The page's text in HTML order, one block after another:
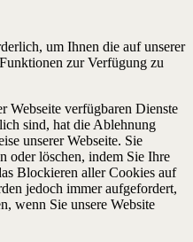
um Ihnen die auf unserer
zur Verfügung zu
Webseite verfügbaren Dienste
sind, hat die Ablehnung
unserer Webseite. Sie
oder löschen, indem Sie Ihre
Blockieren aller Cookies auf
jedoch immer aufgefordert,
wenn Sie unsere Website